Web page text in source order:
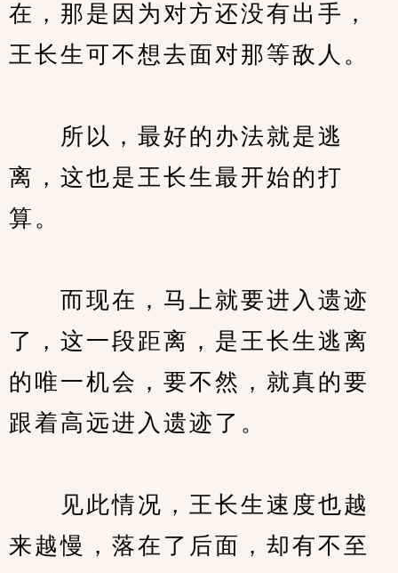
在，那是因为对方还没有出手，
王长生可不想去面对那等敌人。
所以，最好的办法就是逃
离，这也是王长生最开始的打
算。
而现在，马上就要进入遗迹
了，这一段距离，是王长生逃离
的唯一机会，要不然，就真的要
跟着高远进入遗迹了。
见此情况，王长生速度也越
来越慢，落在了后面，却有不至